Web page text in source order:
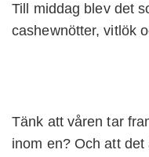
Till middag blev det
cashewnötter, vitlök
Tänk att våren tar
inom en? Och att